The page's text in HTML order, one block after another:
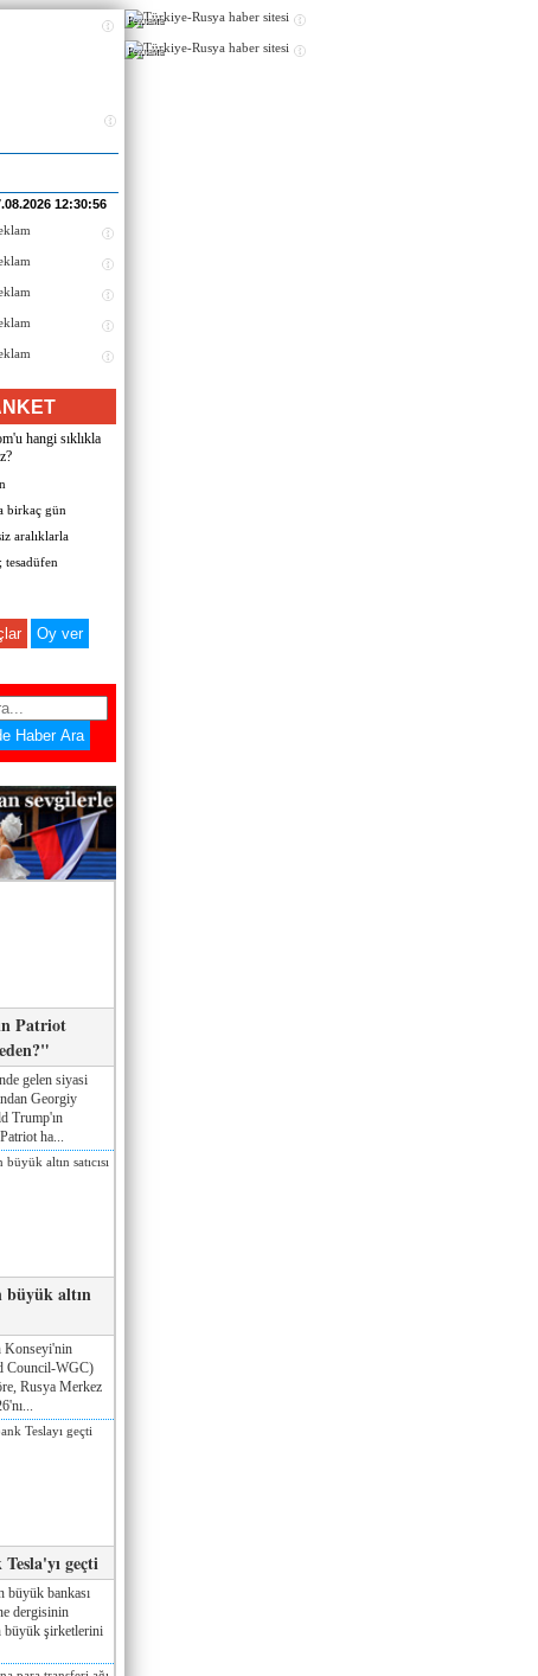
12:30:56
hangi sıklıkla
birkaç gün
aralıklarla
tesadüfen
Patriot
gelen siyasi
Georgiy
Trump'ın
ha...
büyük altın
Konseyi'nin
Council-WGC)
Rusya Merkez
geçti
büyük bankası
dergisinin
büyük şirketlerini
Реклама
Реклама